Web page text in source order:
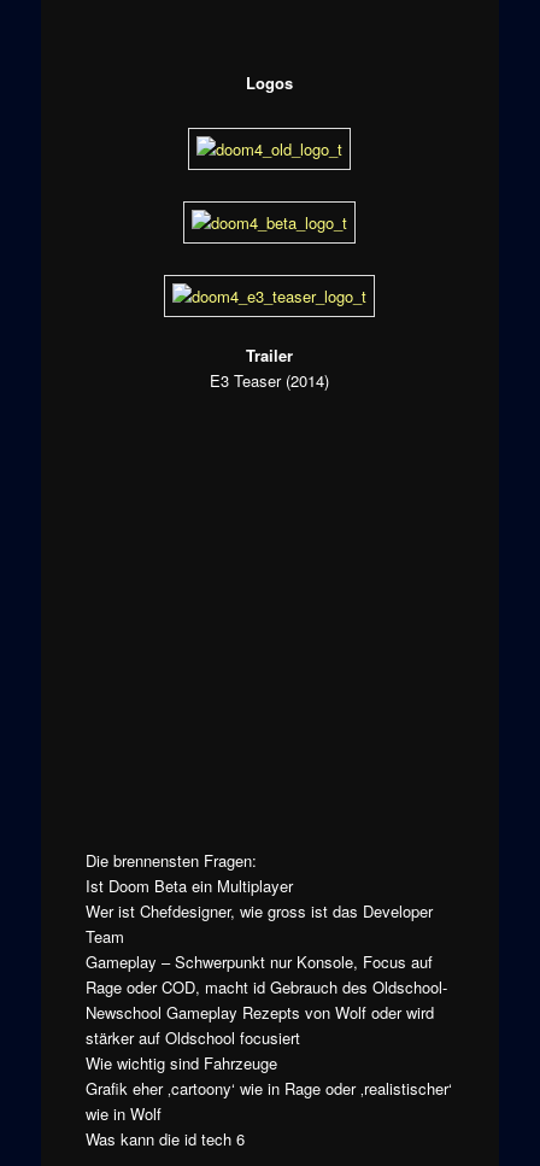
Logos
Trailer
E3 Teaser (2014)
Die brennensten Fragen:
Ist Doom Beta ein Multiplayer
Wer ist Chefdesigner, wie gross ist das Developer
Team
Gameplay – Schwerpunkt nur Konsole, Focus auf
Rage oder COD, macht id Gebrauch des Oldschool-
Newschool Gameplay Rezepts von Wolf oder wird
stärker auf Oldschool focusiert
Wie wichtig sind Fahrzeuge
Grafik eher ‚cartoony‘ wie in Rage oder ‚realistischer‘
wie in Wolf
Was kann die id tech 6